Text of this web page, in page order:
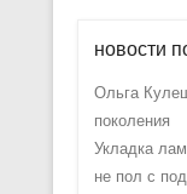
новости
Ольга
поколения
Укладка
не пол с